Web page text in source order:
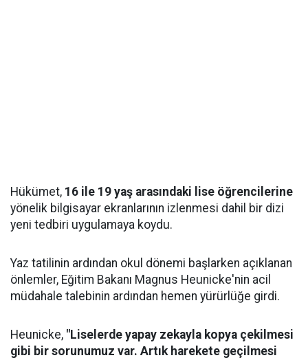
Hükümet, 16 ile 19 yaş arasındaki lise öğrencilerine
yönelik bilgisayar ekranlarının izlenmesi dahil bir dizi
yeni tedbiri uygulamaya koydu.
Yaz tatilinin ardından okul dönemi başlarken açıklanan
önlemler, Eğitim Bakanı Magnus Heunicke'nin acil
müdahale talebinin ardından hemen yürürlüğe girdi.
Heunicke, "Liselerde yapay zekayla kopya çekilmesi
gibi bir sorunumuz var. Artık harekete geçilmesi